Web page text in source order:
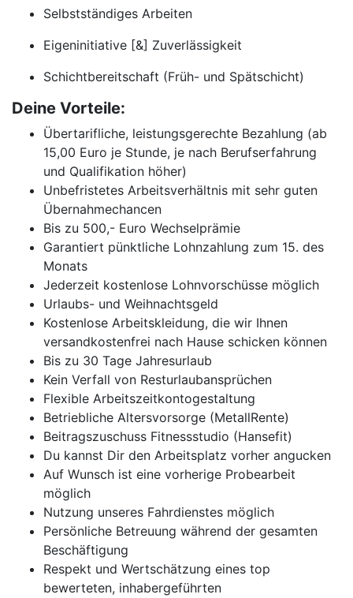
Selbstständiges Arbeiten
Eigeninitiative [&] Zuverlässigkeit
Schichtbereitschaft (Früh- und Spätschicht)
Deine Vorteile:
Übertarifliche, leistungsgerechte Bezahlung (ab
15,00 Euro je Stunde, je nach Berufserfahrung
und Qualifikation höher)
Unbefristetes Arbeitsverhältnis mit sehr guten
Übernahmechancen
Bis zu 500,- Euro Wechselprämie
Garantiert pünktliche Lohnzahlung zum 15. des
Monats
Jederzeit kostenlose Lohnvorschüsse möglich
Urlaubs- und Weihnachtsgeld
Kostenlose Arbeitskleidung, die wir Ihnen
versandkostenfrei nach Hause schicken können
Bis zu 30 Tage Jahresurlaub
Kein Verfall von Resturlaubansprüchen
Flexible Arbeitszeitkontogestaltung
Betriebliche Altersvorsorge (MetallRente)
Beitragszuschuss Fitnessstudio (Hansefit)
Du kannst Dir den Arbeitsplatz vorher angucken
Auf Wunsch ist eine vorherige Probearbeit
möglich
Nutzung unseres Fahrdienstes möglich
Persönliche Betreuung während der gesamten
Beschäftigung
Respekt und Wertschätzung eines top
bewerteten, inhabergeführten